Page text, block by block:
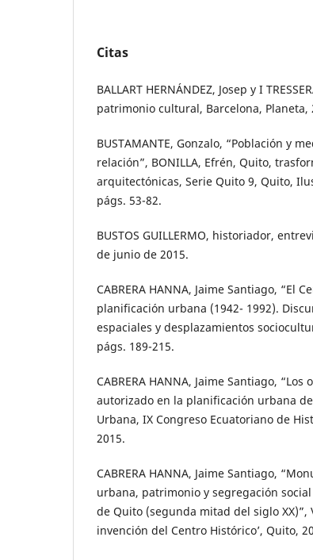
Citas
BALLART HERNÁNDEZ, Josep y I
patrimonio cultural, Barcelona, Planeta,
BUSTAMANTE, Gonzalo, “Población y
relación”, BONILLA, Efrén, Quito,
arquitectónicas, Serie Quito 9, Quito,
págs. 53-82.
BUSTOS GUILLERMO, historiador,
de junio de 2015.
CABRERA HANNA, Jaime Santiago, “El
planificación urbana (1942- 1992).
espaciales y desplazamientos
págs. 189-215.
CABRERA HANNA, Jaime Santiago,
autorizado en la planificación urbana
Urbana, IX Congreso Ecuatoriano de
2015.
CABRERA HANNA, Jaime Santiago,
urbana, patrimonio y segregación
de Quito (segunda mitad del siglo XX)”,
invención del Centro Histórico’, Quito,